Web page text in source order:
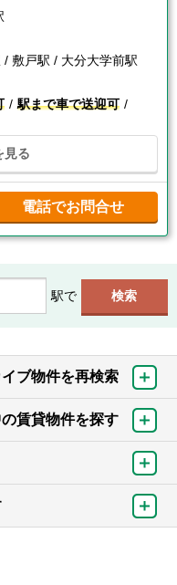
敷戸駅 / 大分大学前駅
駅まで車で送迎可
見る
電話でお問合せ
駅で
ブ物件を再検索
賃貸物件を探す